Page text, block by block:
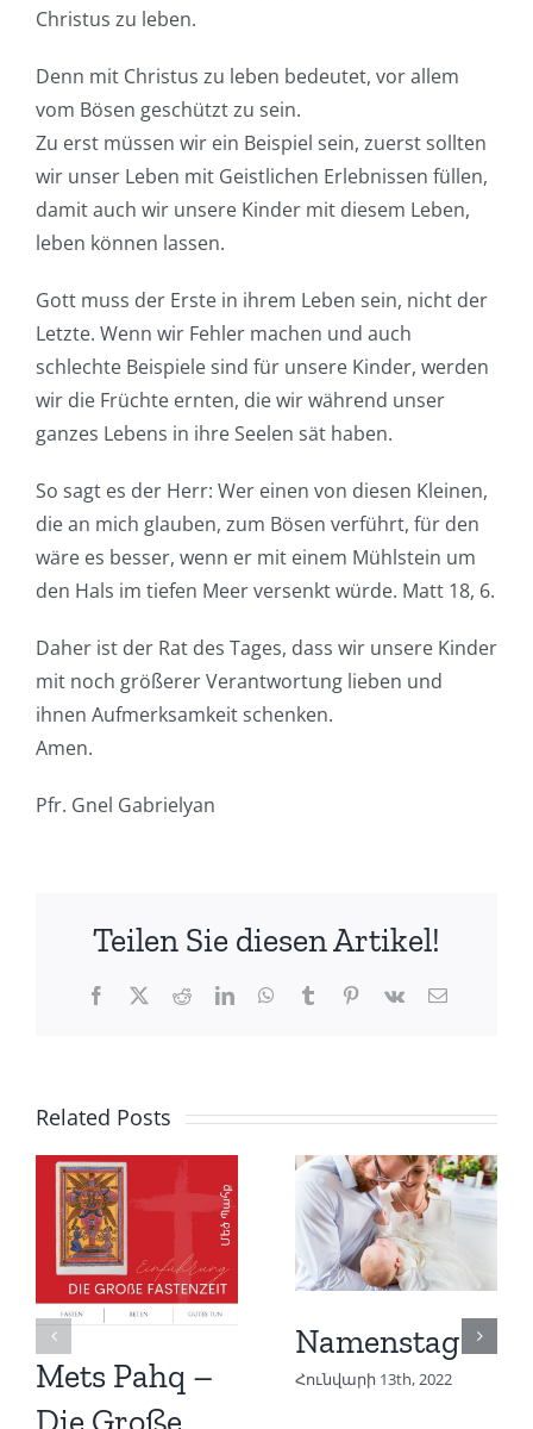
Christus zu leben.
Denn mit Christus zu leben bedeutet, vor allem
vom Bösen geschützt zu sein.
Zu erst müssen wir ein Beispiel sein, zuerst sollten
wir unser Leben mit Geistlichen Erlebnissen füllen,
damit auch wir unsere Kinder mit diesem Leben,
leben können lassen.
Gott muss der Erste in ihrem Leben sein, nicht der
Letzte. Wenn wir Fehler machen und auch
schlechte Beispiele sind für unsere Kinder, werden
wir die Früchte ernten, die wir während unser
ganzes Lebens in ihre Seelen sät haben.
So sagt es der Herr: Wer einen von diesen Kleinen,
die an mich glauben, zum Bösen verführt, für den
wäre es besser, wenn er mit einem Mühlstein um
den Hals im tiefen Meer versenkt würde. Matt 18, 6.
Daher ist der Rat des Tages, dass wir unsere Kinder
mit noch größerer Verantwortung lieben und
ihnen Aufmerksamkeit schenken.
Amen.
Pfr. Gnel Gabrielyan
Teilen Sie diesen Artikel!
Facebook
X RedditLinkedInWhatsApp
TumblrPinterest
Vk Email
Related Posts
Mets Pahq –
Die Große
Namenstag
Հունվարի 13th, 2022